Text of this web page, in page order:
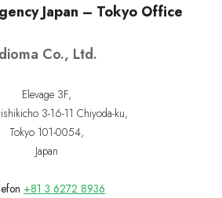
Japan – Tokyo Office
Co., Ltd.
Elevage 3F,
3-16-11 Chiyoda-ku,
Tokyo 101-0054,
Japan
+81 3 6272 8936